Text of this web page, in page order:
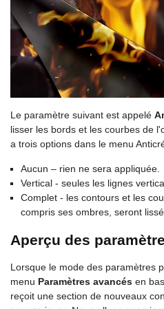
Le paramètre suivant est appelé
lisser les bords et les courbes de
a trois options dans le menu
Aucun – rien ne sera appliquée.
Vertical - seules les lignes
Complet - les contours et les
compris ses ombres, seront
Aperçu des
Lorsque le mode des paramètres
menu Paramètres avancés en
reçoit une section de nouveaux